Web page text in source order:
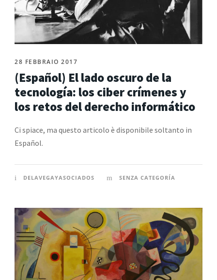
28 FEBBRAIO 2017
(Español) El lado oscuro de la
tecnología: los ciber crímenes y
los retos del derecho informático
Ci spiace, ma questo articolo è disponibile soltanto in
Español.
DELAVEGAYASOCIADOS SENZA CATEGORÍA